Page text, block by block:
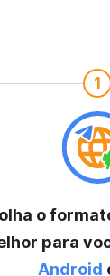
1
o
para
Android